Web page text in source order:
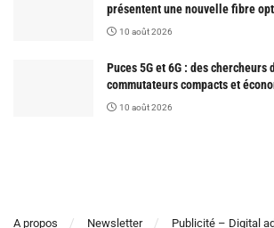
présentent une nouvelle fibre
10 août 2026
Puces 5G et 6G : des chercheurs
commutateurs compacts et
10 août 2026
A propos Newsletter Publicité – Digital